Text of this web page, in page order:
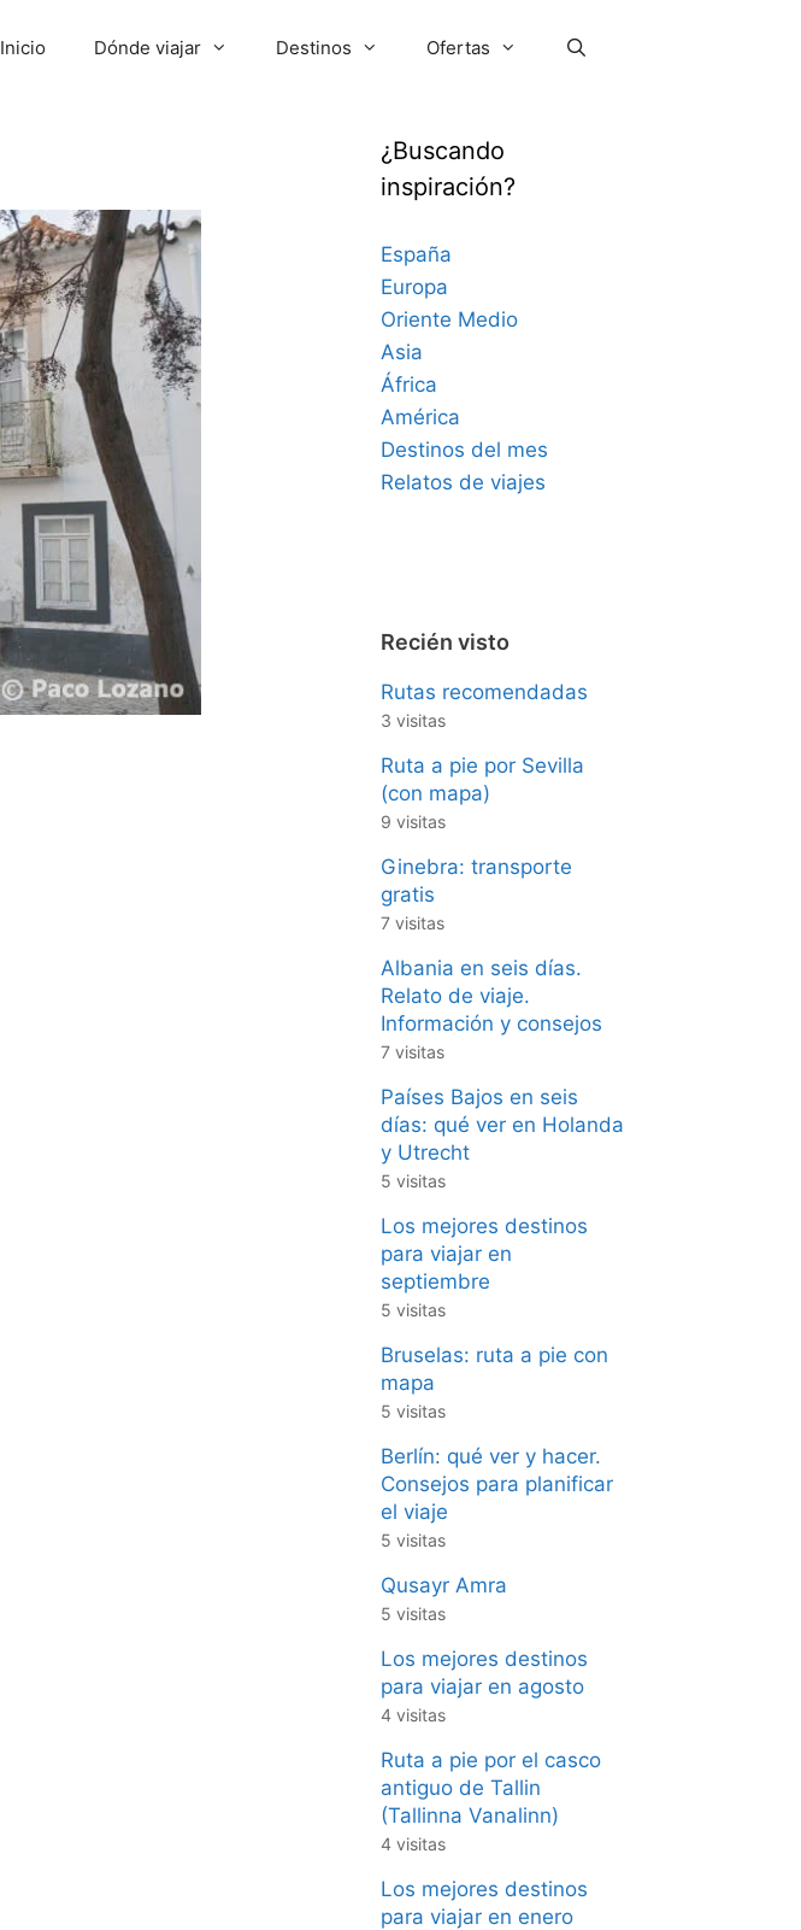
Inicio Dónde viajar Destinos Ofertas
¿Buscando
inspiración?
España
Europa
Oriente Medio
Asia
África
América
Destinos del mes
Relatos de viajes
Recién visto
Rutas recomendadas
3 visitas
Ruta a pie por Sevilla
(con mapa)
9 visitas
Ginebra: transporte
gratis
7 visitas
Albania en seis días.
Relato de viaje.
Información y consejos
7 visitas
Países Bajos en seis
días: qué ver en Holanda
y Utrecht
5 visitas
Los mejores destinos
para viajar en
septiembre
5 visitas
Bruselas: ruta a pie con
mapa
5 visitas
Berlín: qué ver y hacer.
Consejos para planificar
el viaje
5 visitas
Qusayr Amra
5 visitas
Los mejores destinos
para viajar en agosto
4 visitas
Ruta a pie por el casco
antiguo de Tallin
(Tallinna Vanalinn)
4 visitas
Los mejores destinos
para viajar en enero